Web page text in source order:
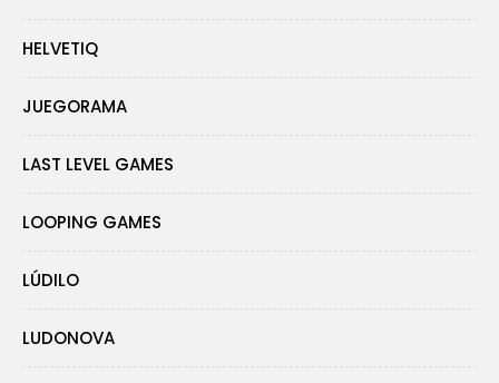
HELVETIQ
JUEGORAMA
LAST LEVEL GAMES
LOOPING GAMES
LÚDILO
LUDONOVA